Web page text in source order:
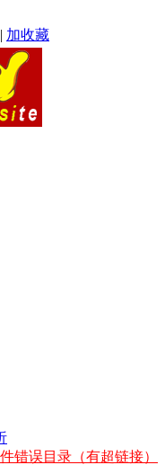
| 加收藏
错误目录（有超链接）